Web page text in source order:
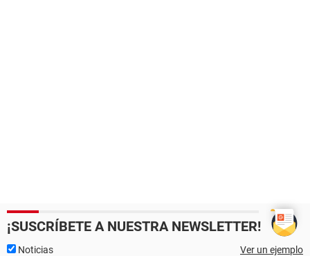
¡SUSCRÍBETE A NUESTRA NEWSLETTER!
Noticias Ver un ejemplo